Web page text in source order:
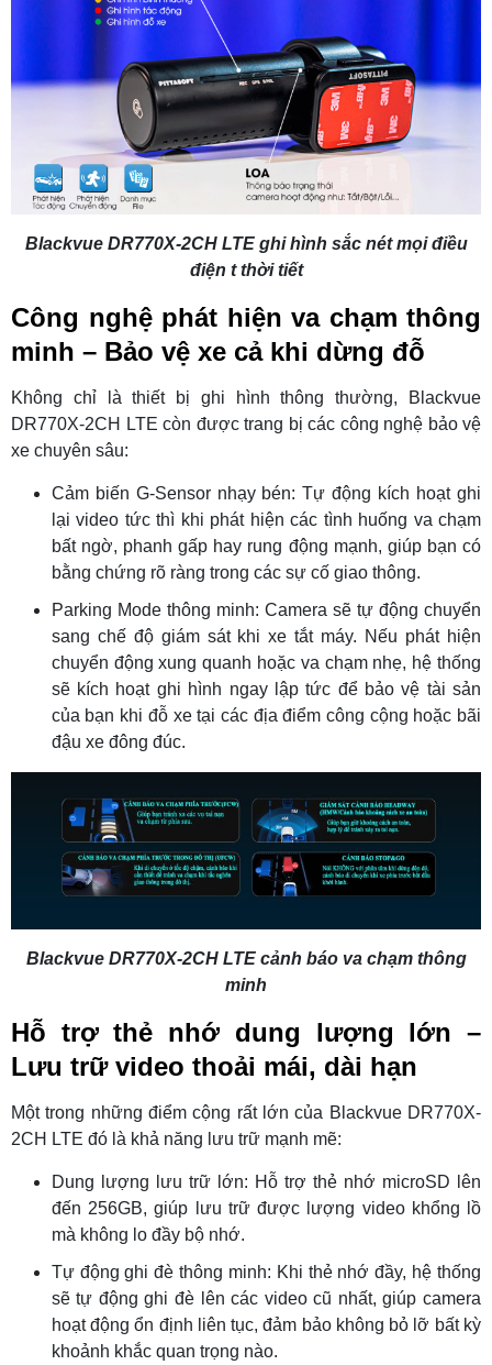
Blackvue DR770X-2CH LTE ghi hình sắc nét mọi điều
điện t thời tiết
Công nghệ phát hiện va chạm thông
minh – Bảo vệ xe cả khi dừng đỗ
Không chỉ là thiết bị ghi hình thông thường, Blackvue
DR770X-2CH LTE còn được trang bị các công nghệ bảo vệ
xe chuyên sâu:
Cảm biến G-Sensor nhạy bén: Tự động kích hoạt ghi
lại video tức thì khi phát hiện các tình huống va chạm
bất ngờ, phanh gấp hay rung động mạnh, giúp bạn có
bằng chứng rõ ràng trong các sự cố giao thông.
Parking Mode thông minh: Camera sẽ tự động chuyển
sang chế độ giám sát khi xe tắt máy. Nếu phát hiện
chuyển động xung quanh hoặc va chạm nhẹ, hệ thống
sẽ kích hoạt ghi hình ngay lập tức để bảo vệ tài sản
của bạn khi đỗ xe tại các địa điểm công cộng hoặc bãi
đậu xe đông đúc.
Blackvue DR770X-2CH LTE cảnh báo va chạm thông
minh
Hỗ trợ thẻ nhớ dung lượng lớn –
Lưu trữ video thoải mái, dài hạn
Một trong những điểm cộng rất lớn của Blackvue DR770X-
2CH LTE đó là khả năng lưu trữ mạnh mẽ:
Dung lượng lưu trữ lớn: Hỗ trợ thẻ nhớ microSD lên
đến 256GB, giúp lưu trữ được lượng video khổng lồ
mà không lo đầy bộ nhớ.
Tự động ghi đè thông minh: Khi thẻ nhớ đầy, hệ thống
sẽ tự động ghi đè lên các video cũ nhất, giúp camera
hoạt động ổn định liên tục, đảm bảo không bỏ lỡ bất kỳ
khoảnh khắc quan trọng nào.